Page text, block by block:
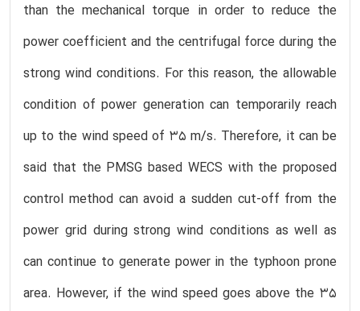
than the mechanical torque in order to reduce the
power coefficient and the centrifugal force during the
strong wind conditions. For this reason, the allowable
condition of power generation can temporarily reach
up to the wind speed of 35 m/s. Therefore, it can be
said that the PMSG based WECS with the proposed
control method can avoid a sudden cut-off from the
power grid during strong wind conditions as well as
can continue to generate power in the typhoon prone
area. However, if the wind speed goes above the 35